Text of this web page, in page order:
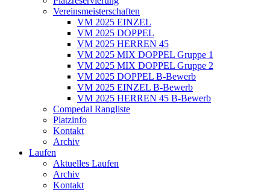
Vereinsmeisterschaften
VM 2025 EINZEL
VM 2025 DOPPEL
VM 2025 HERREN 45
VM 2025 MIX DOPPEL Gruppe 1
VM 2025 MIX DOPPEL Gruppe 2
VM 2025 DOPPEL B-Bewerb
VM 2025 EINZEL B-Bewerb
VM 2025 HERREN 45 B-Bewerb
Compedal Rangliste
Platzinfo
Kontakt
Archiv
Laufen
Aktuelles Laufen
Archiv
Kontakt